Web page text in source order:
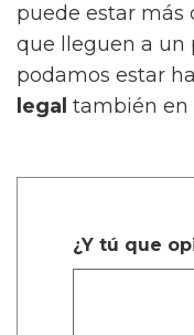
puede estar más
que lleguen a
podamos estar
legal también en
¿Y tú que